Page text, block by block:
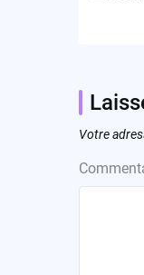
Votre